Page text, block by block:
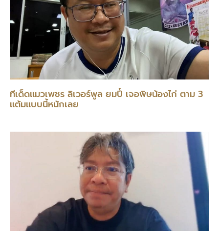
ทีเด็ดแมวเพชร ลิเวอร์พูล ยมปี๋ เจอพิษน้องไก่ ตาม 3
แต้มแบบนี้หนักเลย